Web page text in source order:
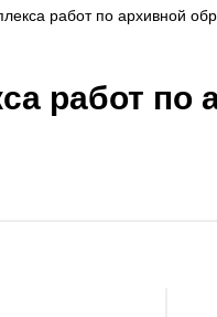
работ по архивной
работ по